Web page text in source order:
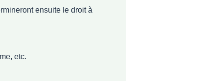
ensuite le droit à
etc.